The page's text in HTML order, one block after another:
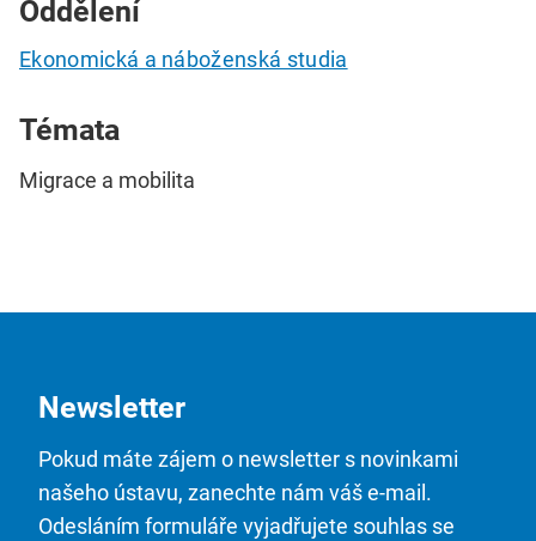
Oddělení
Ekonomická a náboženská studia
Témata
Migrace a mobilita
Newsletter
Pokud máte zájem o newsletter s novinkami
našeho ústavu, zanechte nám váš e-mail.
Odesláním formuláře vyjadřujete souhlas se